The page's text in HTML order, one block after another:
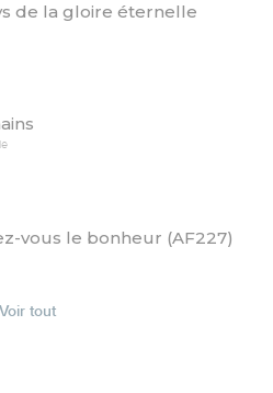
de la gloire éternelle
vous le bonheur (AF227)
Voir tout